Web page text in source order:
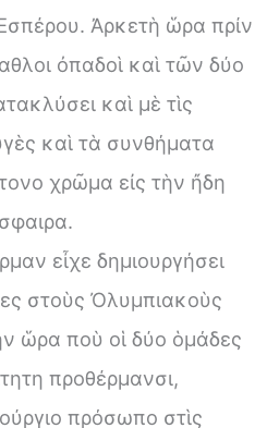
Ἀρκετὴ ὥρα πρίν
ὀπαδοὶ καὶ τῶν δύο
καὶ μὲ τὶς
καὶ τὰ συνθήματα
χρῶμα εἰς τὴν ἤδη
εἶχε δημιουργήσει
στοὺς Ὀλυμπιακοὺς
ὥρα ποὺ οἱ δύο ὁμάδες
προθέρμανσι,
πρόσωπο στὶς